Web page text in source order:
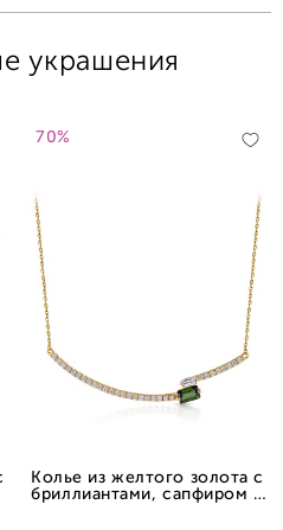
украшения
70%
Колье из желтого золота с
бриллиантами, сапфиром и